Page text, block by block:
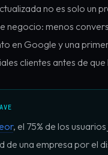
no es solo un
negocio: menos
en Google y una
clientes antes de que
, el 75% de los
de una empresa por el